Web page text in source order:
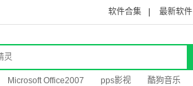
软件合集 最新软件
Microsoft Office2007 pps影视 酷狗音乐